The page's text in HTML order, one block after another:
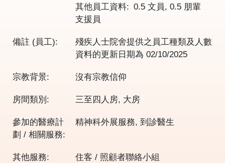
其他員工資料
0.5 文員, 0.5 朋輩
支援員
備註 (員工):
殘疾人士院舍提供之員工種類及人數
資料的更新日期為02/10/2025
宗教背景: 沒有宗教信仰
房間類別: 三至四人房, 大房
參加的醫療計
劃 / 相關服務:
精神科外展服務, 到診醫生
其他服務: 住客 / 照顧者聯絡小組